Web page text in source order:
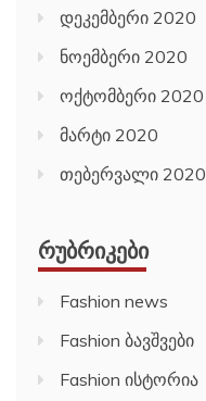
დეკემბერი 2020
ნოემბერი 2020
ოქტომბერი 2020
მარტი 2020
თებერვალი 2020
ᲠᲣᲑᲠᲘᲙᲔᲑᲘ
Fashion news
Fashion ბავშვები
Fashion ისტორია